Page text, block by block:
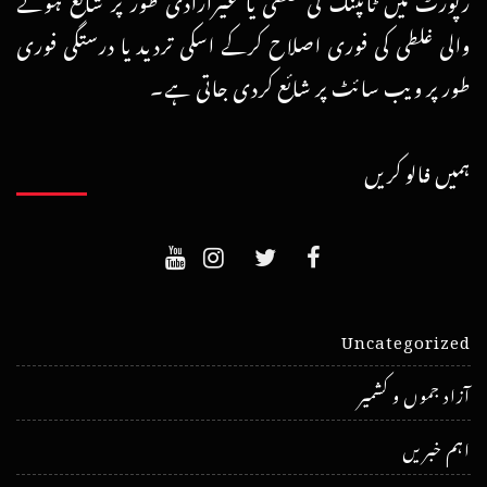
والی غلطی کی فوری اصلاح کرکے اسکی تردید یا درستگی فوری
طور پر ویب سائٹ پر شائع کردی جاتی ہے۔
ہمیں فالو کریں
Uncategorized
آزاد جموں و کشمیر
اہم خبریں